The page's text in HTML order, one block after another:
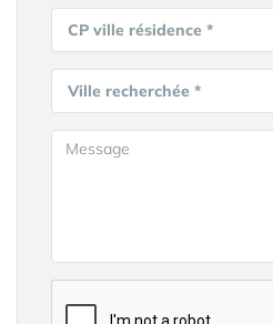
CP ville résidence *
Ville recherchée *